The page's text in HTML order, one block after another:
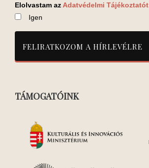
Elolvastam az Adatvédelmi Tájékoztatót
Igen
TÁMOGATÓINK